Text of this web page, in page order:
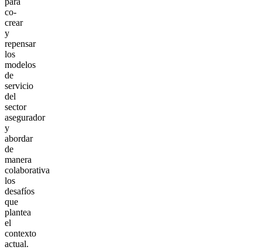
co-
crear
y
repensar
los
modelos
de
servicio
del
sector
asegurador
y
abordar
de
manera
colaborativa
los
desafíos
que
plantea
el
contexto
actual.